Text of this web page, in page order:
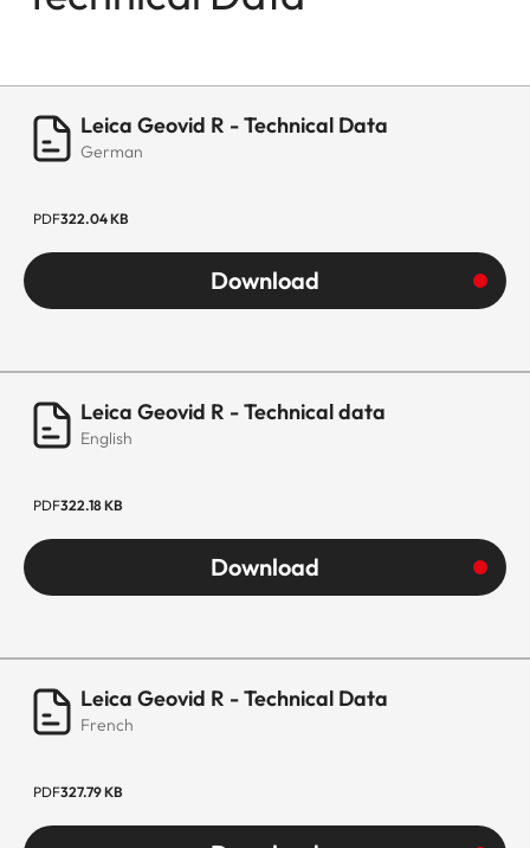
Leica Geovid R - Technical Data
German
PDF322.04 KB
Download
Leica Geovid R - Technical data
English
PDF322.18 KB
Download
Leica Geovid R - Technical Data
French
PDF327.79 KB